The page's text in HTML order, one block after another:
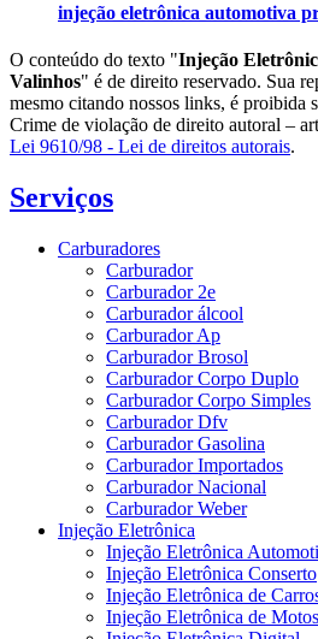
injeção eletrônica automotiva
O conteúdo do texto "Injeção
Valinhos" é de direito reservado. Sua
mesmo citando nossos links, é proibida
Crime de violação de direito autoral –
Lei 9610/98 - Lei de direitos autorais.
Serviços
Carburadores
Carburador
Carburador 2e
Carburador álcool
Carburador Ap
Carburador Brosol
Carburador Corpo Duplo
Carburador Corpo Simples
Carburador Dfv
Carburador Gasolina
Carburador Importados
Carburador Nacional
Carburador Weber
Injeção Eletrônica
Injeção Eletrônica
Injeção Eletrônica Conserto
Injeção Eletrônica de
Injeção Eletrônica de Motos